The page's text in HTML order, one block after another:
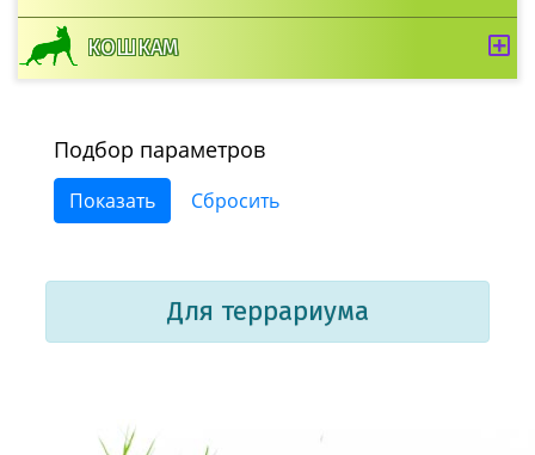
КОШКАМ
Подбор параметров
Для террариума